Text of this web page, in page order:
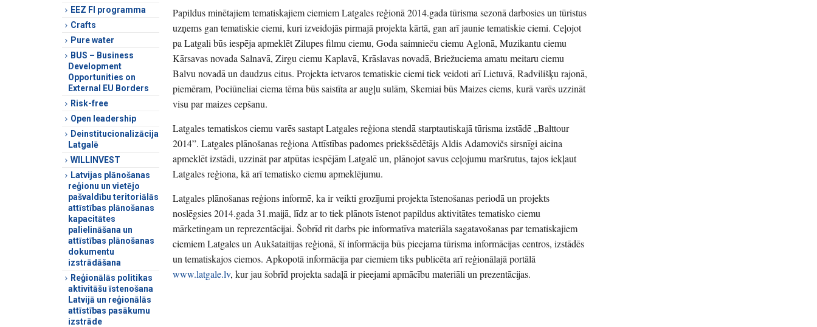
Papildus minētajiem tematiskajiem ciemiem Latgales reģionā 2014.gada tūrisma sezonā darbosies un tūristus
uzņems gan tematiskie ciemi, kuri izveidojās pirmajā projekta kārtā, gan arī jaunie tematiskie ciemi. Ceļojot
pa Latgali būs iespēja apmeklēt Zilupes filmu ciemu, Goda saimnieču ciemu Aglonā, Muzikantu ciemu
Kārsavas novada Salnavā, Zirgu ciemu Kaplavā, Krāslavas novadā, Briežuciema amatu meitaru ciemu
Balvu novadā un daudzus citus. Projekta ietvaros tematiskie ciemi tiek veidoti arī Lietuvā, Radvilišķu rajonā,
piemēram, Pociūneliai ciema tēma būs saistīta ar augļu sulām, Skemiai būs Maizes ciems, kurā varēs uzzināt
visu par maizes cepšanu.
Latgales tematiskos ciemu varēs sastapt Latgales reģiona stendā starptautiskajā tūrisma izstādē „Balttour
2014”. Latgales plānošanas reģiona Attīstības padomes priekšsēdētājs Aldis Adamovičs sirsnīgi aicina
apmeklēt izstādi, uzzināt par atpūtas iespējām Latgalē un, plānojot savus ceļojumu maršrutus, tajos iekļaut
Latgales reģiona, kā arī tematisko ciemu apmeklējumu.
Latgales plānošanas reģions informē, ka ir veikti grozījumi projekta īstenošanas periodā un projekts
noslēgsies 2014.gada 31.maijā, līdz ar to tiek plānots īstenot papildus aktivitātes tematisko ciemu
mārketingam un reprezentācijai. Šobrīd rit darbs pie informatīva materiāla sagatavošanas par tematiskajiem
ciemiem Latgales un Aukšataitijas reģionā, šī informācija būs pieejama tūrisma informācijas centros, izstādēs
un tematiskajos ciemos. Apkopotā informācija par ciemiem tiks publicēta arī reģionālajā portālā
www.latgale.lv, kur jau šobrīd projekta sadaļā ir pieejami apmācību materiāli un prezentācijas.
EEZ FI programma
Crafts
Pure water
BUS – Business
Development
Opportunities on
External EU Borders
Risk-free
Open leadership
Deinstitucionalizācija
Latgalē
WILLINVEST
Latvijas plānošanas
reģionu un vietējo
pašvaldību teritoriālās
attīstības plānošanas
kapacitātes
palielināšana un
attīstības plānošanas
dokumentu
izstrādāšana
Reģionālās politikas
aktivitāšu īstenošana
Latvijā un reģionālās
attīstības pasākumu
izstrāde